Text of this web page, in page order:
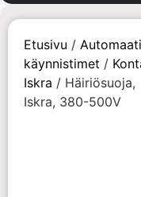
Etusivu /
käynnistimet /
Iskra / Häiriösuoja,
Iskra, 380-500V